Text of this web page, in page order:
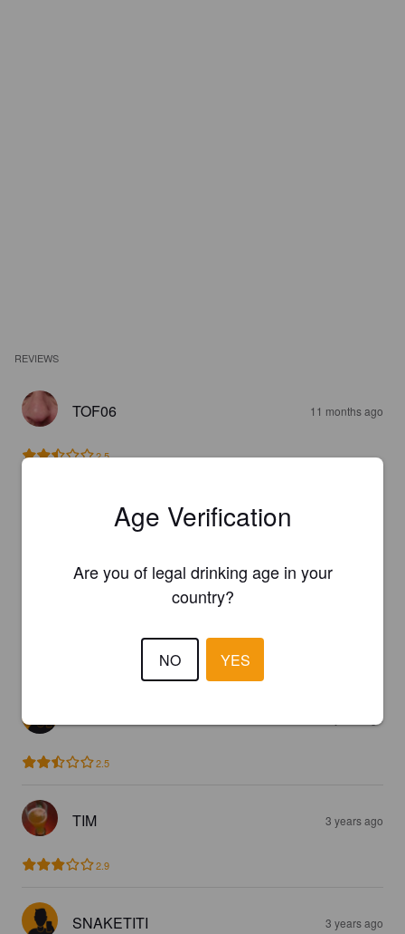
REVIEWS
TOF06 11 months ago
2.5
ANTHONY B
2 years ago
2.5
TIM 3 years ago
2.9
SNAKETITI 3 years ago
Age Verification
Are you of legal drinking age in your
country?
NO YES